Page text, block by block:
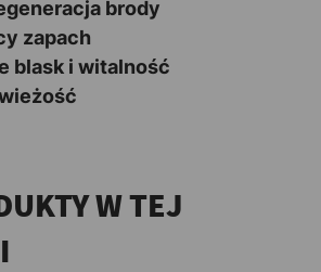
brody
zapach
blask i witalność
W TEJ